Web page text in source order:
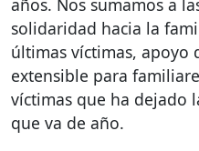
años. Nos sumamos a
solidaridad hacia la
últimas víctimas, apoyo
extensible para
víctimas que ha dejado
que va de año.